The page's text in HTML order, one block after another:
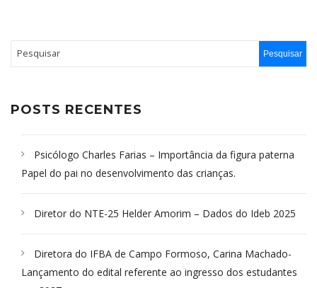
POSTS RECENTES
Psicólogo Charles Farias – Importância da figura paterna
Papel do pai no desenvolvimento das crianças.
Diretor do NTE-25 Helder Amorim – Dados do Ideb 2025
Diretora do IFBA de Campo Formoso, Carina Machado-
Lançamento do edital referente ao ingresso dos estudantes